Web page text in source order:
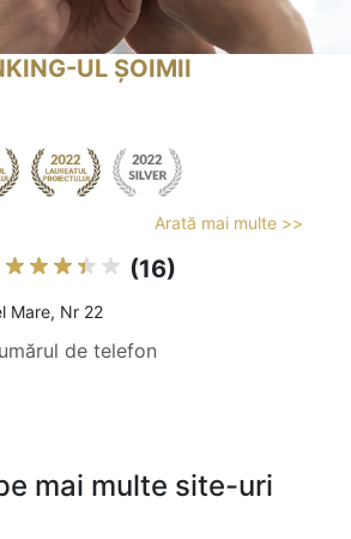
UL ȘOIMII
Arată mai multe >>
(16)
Mare, Nr 22
de telefon
mai multe site-uri